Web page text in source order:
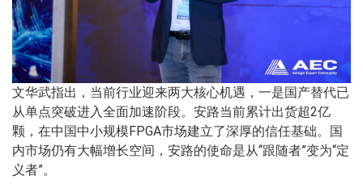
文华武指出，当前行业迎来两大核心机遇，一是国产替代已
从单点突破进入全面加速阶段。安路当前累计出货超2亿
颗，在中国中小规模FPGA市场建立了深厚的信任基础。国
内市场仍有大幅增长空间，安路的使命是从“跟随者”变为“定
义者”。